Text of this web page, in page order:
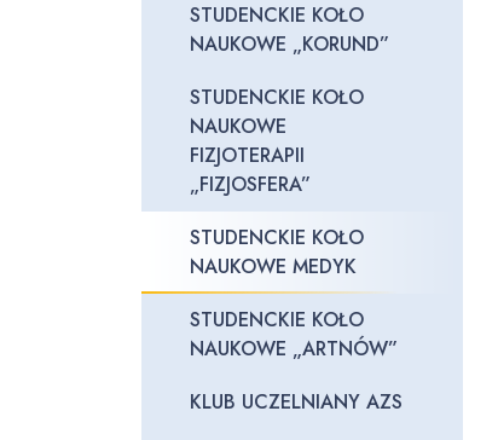
STUDENCKIE KOŁO
NAUKOWE „KORUND”
STUDENCKIE KOŁO
NAUKOWE
FIZJOTERAPII
„FIZJOSFERA”
STUDENCKIE KOŁO
NAUKOWE MEDYK
STUDENCKIE KOŁO
NAUKOWE „ARTNÓW”
KLUB UCZELNIANY AZS